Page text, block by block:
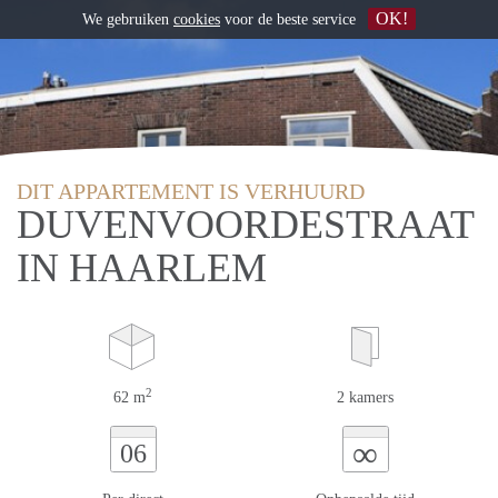
DIT APPARTEMENT IS VERHUURD
DUVENVOORDESTRAAT
IN HAARLEM
62 m2 2 kamers
06 ∞
We gebruiken cookies voor de beste service OK!